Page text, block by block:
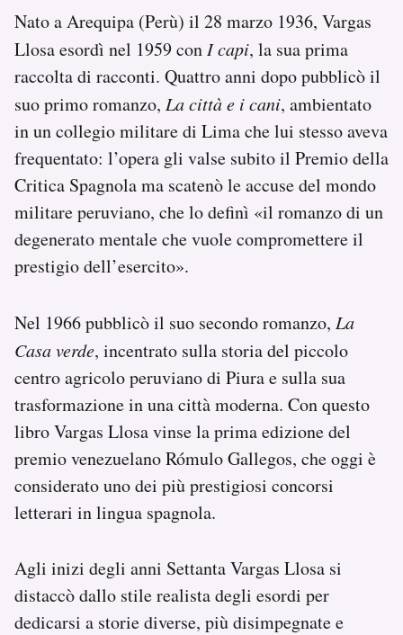
Nato a Arequipa (Perù) il 28 marzo 1936, Vargas
Llosa esordì nel 1959 con I capi, la sua prima
raccolta di racconti. Quattro anni dopo pubblicò il
suo primo romanzo, La città e i cani, ambientato
in un collegio militare di Lima che lui stesso aveva
frequentato: l’opera gli valse subito il Premio della
Critica Spagnola ma scatenò le accuse del mondo
militare peruviano, che lo definì «il romanzo di un
degenerato mentale che vuole compromettere il
prestigio dell’esercito».
Nel 1966 pubblicò il suo secondo romanzo, La
Casa verde, incentrato sulla storia del piccolo
centro agricolo peruviano di Piura e sulla sua
trasformazione in una città moderna. Con questo
libro Vargas Llosa vinse la prima edizione del
premio venezuelano Rómulo Gallegos, che oggi è
considerato uno dei più prestigiosi concorsi
letterari in lingua spagnola.
Agli inizi degli anni Settanta Vargas Llosa si
distaccò dallo stile realista degli esordi per
dedicarsi a storie diverse, più disimpegnate e